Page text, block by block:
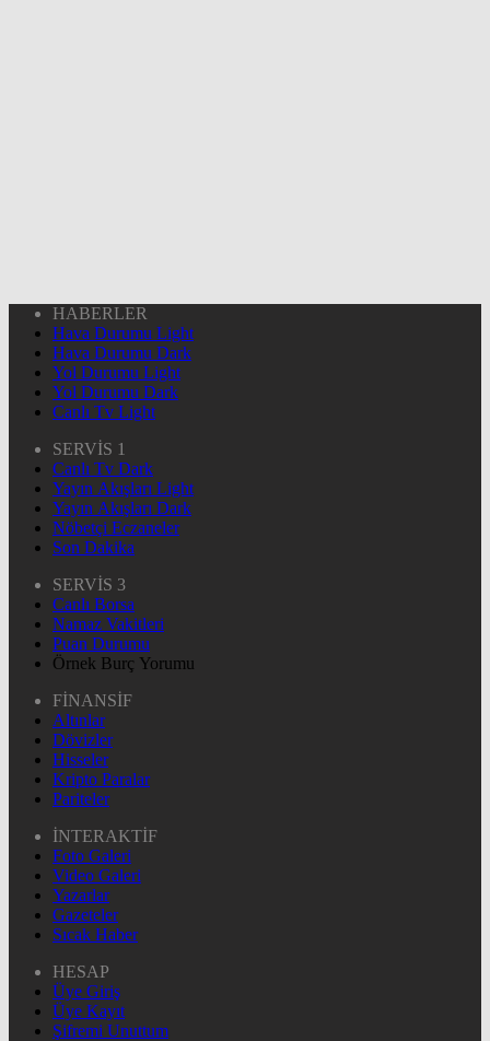
HABERLER
Hava Durumu Light
Hava Durumu Dark
Yol Durumu Light
Yol Durumu Dark
Canlı Tv Light
SERVİS 1
Canlı Tv Dark
Yayın Akışları Light
Yayın Akışları Dark
Nöbetçi Eczaneler
Son Dakika
SERVİS 3
Canlı Borsa
Namaz Vakitleri
Puan Durumu
Örnek Burç Yorumu
FİNANSİF
Altınlar
Dövizler
Hisseler
Kripto Paralar
Pariteler
İNTERAKTİF
Foto Galeri
Video Galeri
Yazarlar
Gazeteler
Sıcak Haber
HESAP
Üye Giriş
Üye Kayıt
Şifremi Unuttum